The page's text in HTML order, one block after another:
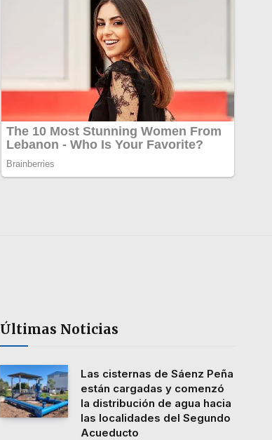
Últimas Noticias
Las cisternas de Sáenz Peña
están cargadas y comenzó
la distribución de agua hacia
las localidades del Segundo
Acueducto